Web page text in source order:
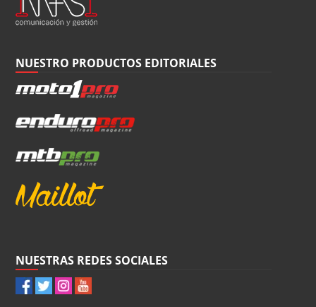
NUESTRO PRODUCTOS EDITORIALES
NUESTRAS REDES SOCIALES